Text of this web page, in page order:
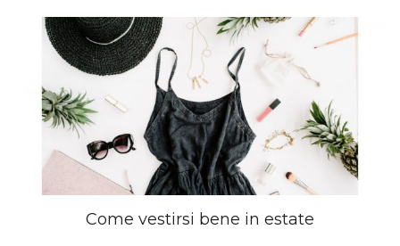
Come vestirsi bene in estate